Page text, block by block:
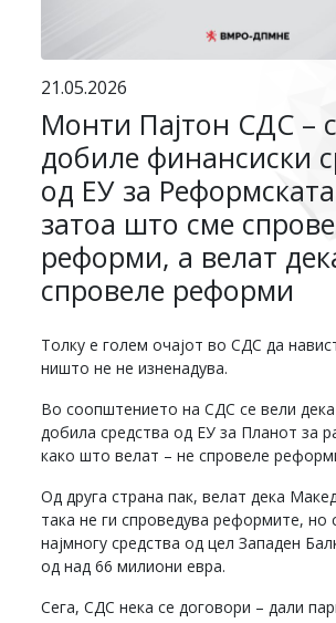
21.05.2026
Монти Пајтон СДС –
добиле финансиски
од ЕУ за
затоа што сме
реформи, а велат
спровеле реформи
Толку е голем очајот во СДС да
ништо не не изненадува.
Во соопштението на СДС се вели дека
добила средства од ЕУ за Планот за
како што велат – не спровеле
Од друга страна пак, велат дека
така не ги спроведува реформите, но
најмногу средства од цел Западен
од над 66 милиони евра.
Сега, СДС нека се договори – дали